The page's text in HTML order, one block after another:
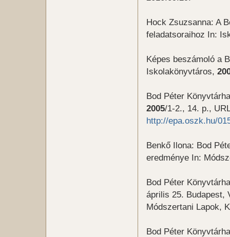
Hock Zsuzsanna: A
feladatsoraihoz In:
Képes beszámoló a
Iskolakönyvtáros,
Bod Péter
2005/1-2., 14. p.,
http://epa.oszk.hu/
Benkő Ilona: Bod
eredménye In:
Bod Péter
április 25. Budapest,
Módszertani Lapok,
Bod Péter